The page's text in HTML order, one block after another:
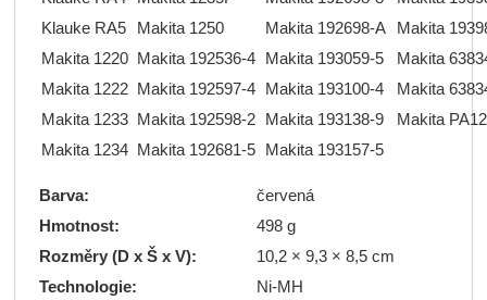
Klauke RA5
Makita 1250 Makita 192698-A
Makita
Makita 1220
Makita 192536-4 Makita 193059-5
Makita
Makita 1222
Makita 192597-4 Makita 193100-4
Makita
Makita 1233
Makita 192598-2 Makita 193138-9
Makita PA12
Makita 1234
Makita 192681-5 Makita 193157-5
Barva:
červená
Hmotnost:
498 g
Rozměry (D x Š x V):
10,2 × 9,3 × 8,5 cm
Technologie:
Ni-MH